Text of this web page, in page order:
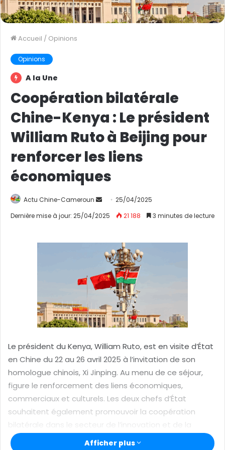
Accueil / Opinions
Opinions
A la Une
Coopération bilatérale
Chine-Kenya : Le président
William Ruto à Beijing pour
renforcer les liens
économiques
Actu Chine-Cameroun
n
r
u
c
o
r
25/04/2025
Dernière mise à jour: 25/04/2025
21 188 3 minutes de lecture
Le président du Kenya, William Ruto, est en visite d’État
en Chine du 22 au 26 avril 2025 à l’invitation de son
homologue chinois, Xi Jinping. Au menu de ce séjour,
figure le renforcement des liens économiques,
commerciaux et culturels. Les deux chefs d’État
souhaitent également promouvoir la coopération
bilatérale dans le secteur de l’innovation et de la
technologie.
Afficher plus